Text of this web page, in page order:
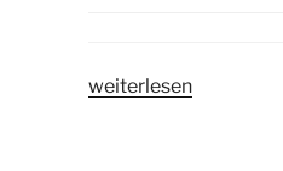
„Vorstandswahlen
weiterlesen